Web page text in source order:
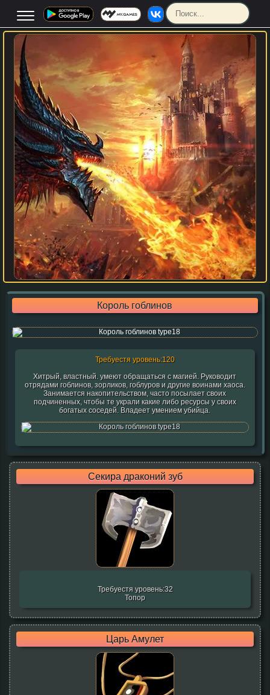
Король гоблинов
Требуестя уровень:120
Хитрый, властный. умеют обращаться с магией. Руководит
отрядами гоблинов, зорликов, гоблуров и другие воинами хаоса.
Занимается накопительством, часто посылает своих
подчиненных, чтобы те украли какие либо ресурсы у своих
богатых соседей. Владеет умением убийца.
Секира драконий зуб
Требуестя уровень:32
Топор
Царь Амулет